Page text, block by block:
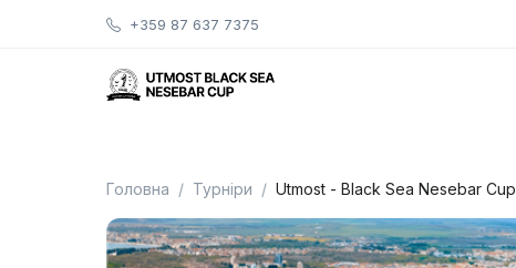
+359 87 637 7375
Головна Турніри Utmost - Black Sea Nesebar Cup